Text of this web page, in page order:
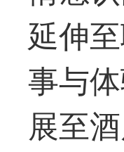
延伸
事与
展至